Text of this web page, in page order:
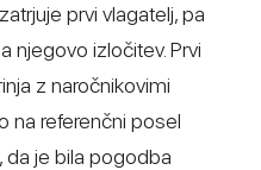
prvi vlagatelj, pa
njegovo izločitev. Prvi
z naročnikovimi
na referenčni posel
da je bila pogodba